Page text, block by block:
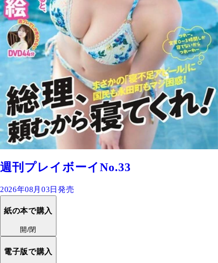
週刊プレイボーイNo.33
2026年08月03日発売
紙の本で購入
開/閉
電子版で購入